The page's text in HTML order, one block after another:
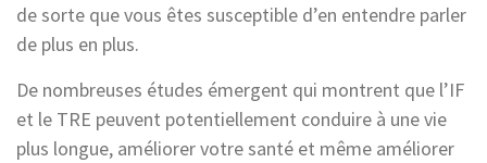
de sorte que vous êtes susceptible d’en entendre parler
de plus en plus.
De nombreuses études émergent qui montrent que l’IF
et le TRE peuvent potentiellement conduire à une vie
plus longue, améliorer votre santé et même améliorer